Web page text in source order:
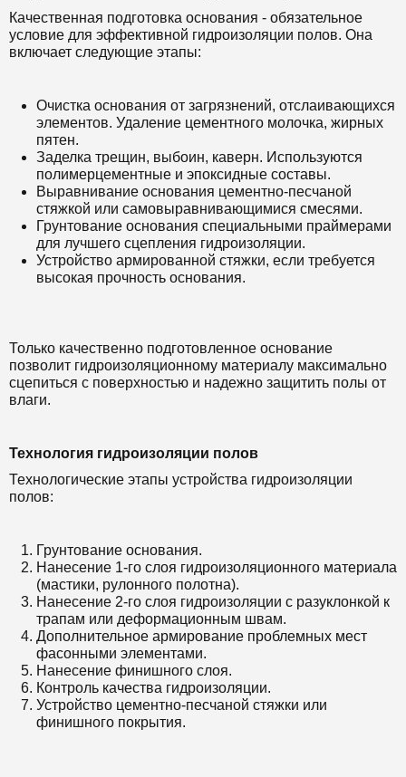
Качественная подготовка основания - обязательное
условие для эффективной гидроизоляции полов. Она
включает следующие этапы:
Очистка основания от загрязнений, отслаивающихся
элементов. Удаление цементного молочка, жирных
пятен.
Заделка трещин, выбоин, каверн. Используются
полимерцементные и эпоксидные составы.
Выравнивание основания цементно-песчаной
стяжкой или самовыравнивающимися смесями.
Грунтование основания специальными праймерами
для лучшего сцепления гидроизоляции.
Устройство армированной стяжки, если требуется
высокая прочность основания.
Только качественно подготовленное основание
позволит гидроизоляционному материалу максимально
сцепиться с поверхностью и надежно защитить полы от
влаги.
Технология гидроизоляции полов
Технологические этапы устройства гидроизоляции
полов:
Грунтование основания.
Нанесение 1-го слоя гидроизоляционного материала
(мастики, рулонного полотна).
Нанесение 2-го слоя гидроизоляции с разуклонкой к
трапам или деформационным швам.
Дополнительное армирование проблемных мест
фасонными элементами.
Нанесение финишного слоя.
Контроль качества гидроизоляции.
Устройство цементно-песчаной стяжки или
финишного покрытия.